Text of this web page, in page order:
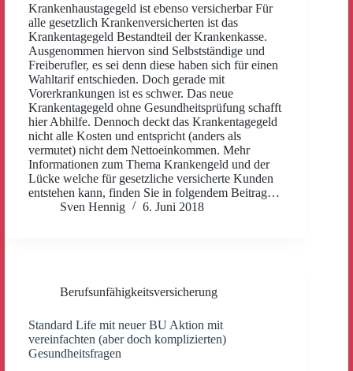
Krankenhaustagegeld ist ebenso versicherbar Für
alle gesetzlich Krankenversicherten ist das
Krankentagegeld Bestandteil der Krankenkasse.
Ausgenommen hiervon sind Selbstständige und
Freiberufler, es sei denn diese haben sich für einen
Wahltarif entschieden. Doch gerade mit
Vorerkrankungen ist es schwer. Das neue
Krankentagegeld ohne Gesundheitsprüfung schafft
hier Abhilfe. Dennoch deckt das Krankentagegeld
nicht alle Kosten und entspricht (anders als
vermutet) nicht dem Nettoeinkommen. Mehr
Informationen zum Thema Krankengeld und der
Lücke welche für gesetzliche versicherte Kunden
entstehen kann, finden Sie in folgendem Beitrag…
Sven Hennig
6. Juni 2018
Berufsunfähigkeitsversicherung
Standard Life mit neuer BU Aktion mit
vereinfachten (aber doch komplizierten)
Gesundheitsfragen